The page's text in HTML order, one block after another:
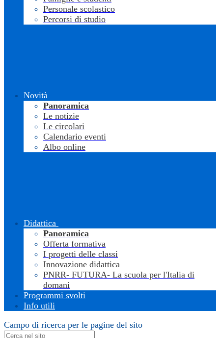
Personale scolastico
Percorsi di studio
Novità
Panoramica
Le notizie
Le circolari
Calendario eventi
Albo online
Didattica
Panoramica
Offerta formativa
I progetti delle classi
Innovazione didattica
PNRR- FUTURA- La scuola per l'Italia di
domani
Programmi svolti
Info utili
Campo di ricerca per le pagine del sito